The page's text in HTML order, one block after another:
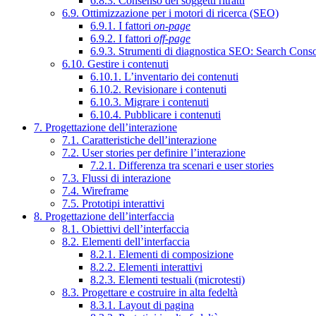
6.9. Ottimizzazione per i motori di ricerca (SEO)
6.9.1. I fattori on-page
6.9.2. I fattori off-page
6.9.3. Strumenti di diagnostica SEO: Search
6.10. Gestire i contenuti
6.10.1. L’inventario dei contenuti
6.10.2. Revisionare i contenuti
6.10.3. Migrare i contenuti
6.10.4. Pubblicare i contenuti
7. Progettazione dell’interazione
7.1. Caratteristiche dell’interazione
7.2. User stories per definire l’interazione
7.2.1. Differenza tra scenari e user stories
7.3. Flussi di interazione
7.4. Wireframe
7.5. Prototipi interattivi
8. Progettazione dell’interfaccia
8.1. Obiettivi dell’interfaccia
8.2. Elementi dell’interfaccia
8.2.1. Elementi di composizione
8.2.2. Elementi interattivi
8.2.3. Elementi testuali (microtesti)
8.3. Progettare e costruire in alta fedeltà
8.3.1. Layout di pagina